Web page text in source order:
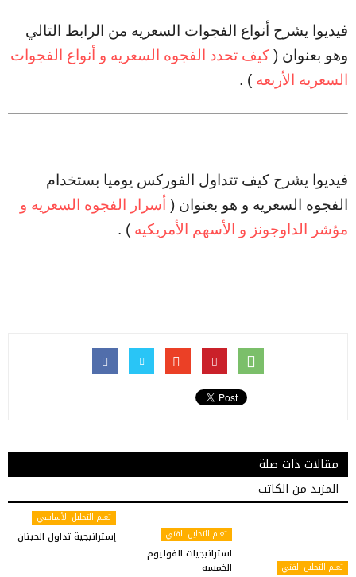
فيديوا يشرح أنواع الفجوات السعريه من الرابط التالي
وهو بعنوان ( كيف تحدد الفجوه السعريه و أنواع الفجوات
السعريه الأربعه ) .
فيديوا يشرح كيف تتداول الفوركس يوميا بستخدام
الفجوه السعريه و هو بعنوان ( أسرار الفجوه السعريه و
مؤشر الداوجونز و الأسهم الأمريكيه ) .
مقالات ذات صلة
المزيد من الكاتب
تعلم التحليل الأساسي
إستراتيجية تداول الحيتان تعلم التحليل الفني
استراتيجيات الفوليوم
الخمسه
تعلم التحليل الفني